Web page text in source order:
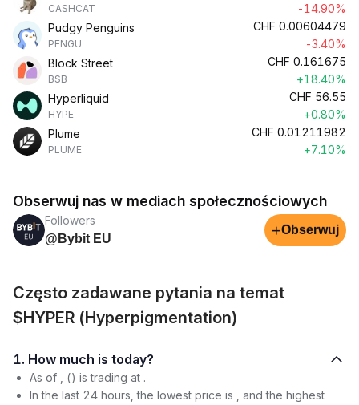
CASHCAT
-14.90%
Pudgy Penguins
PENGU
CHF 0.00604479
-3.40%
Block Street
BSB
CHF 0.161675
+18.40%
Hyperliquid
HYPE
CHF 56.55
+0.80%
Plume
PLUME
CHF 0.01211982
+7.10%
Obserwuj nas w mediach społecznościowych
Followers
@Bybit EU
+Obserwuj
Często zadawane pytania na temat
$HYPER (Hyperpigmentation)
1. How much is today?
As of , () is trading at .
In the last 24 hours, the lowest price is , and the highest